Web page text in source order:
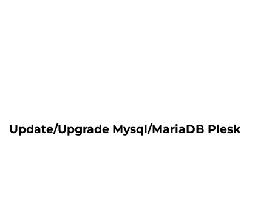
Update/Upgrade Mysql/MariaDB Plesk